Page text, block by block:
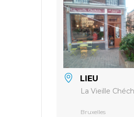
LIEU
La Vieille
Bruxelles